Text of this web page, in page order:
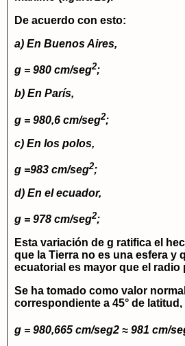
De acuerdo con esto:
a) En Buenos Aires,
g = 980 cm/seg2;
b) En París,
g = 980,6 cm/seg2;
c) En los polos,
g =983 cm/seg2;
d) En el ecuador,
g = 978 cm/seg2;
Esta variación de g ratifica el
que la Tierra no es una esfera y
ecuatorial es mayor que el radio
Se ha tomado como valor
correspondiente a 45° de latitud,
g = 980,665 cm/seg2 ≈ 981 cm/